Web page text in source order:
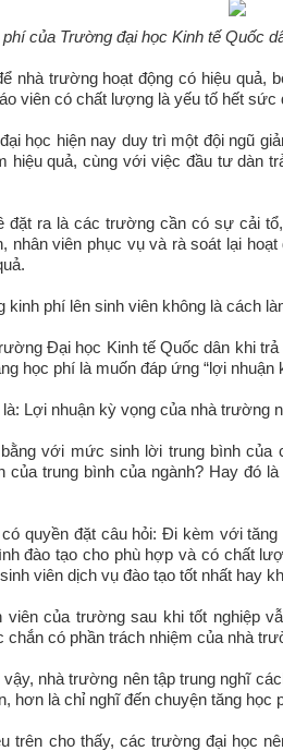
của Trường đại học Kinh tế Quốc
nhà trường hoạt động có hiệu quả,
viên có chất lượng là yếu tố hết sức
học hiện nay duy trì một đội ngũ
hiệu quả, cùng với việc đầu tư dàn
đặt ra là các trường cần có sự cải
nhân viên phục vụ và rà soát lại
kinh phí lên sinh viên không là cách
Đại học Kinh tế Quốc dân khi
học phí là muốn đáp ứng “lợi nhuận
Lợi nhuận kỳ vọng của nhà trường
với mức sinh lời trung bình của
của trung bình của ngành? Hay đó
quyền đặt câu hỏi: Đi kèm với
đào tạo cho phù hợp và có chất
viên dịch vụ đào tạo tốt nhất hay
viên của trường sau khi tốt nghiệp
chắn có phần trách nhiệm của nhà
nhà trường nên tập trung nghĩ
hơn là chỉ nghĩ đến chuyện tăng học
trên cho thấy, các trường đại học